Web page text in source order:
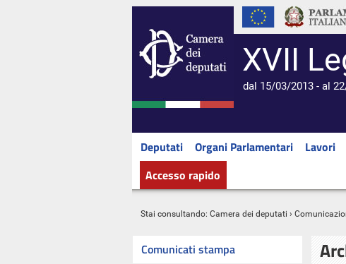
XVII
dal 15/03/2013 - al
Deputati Organi Parlamentari Lavori
Accesso rapido
Stai consultando: Camera dei deputati ›
Comunicati stampa